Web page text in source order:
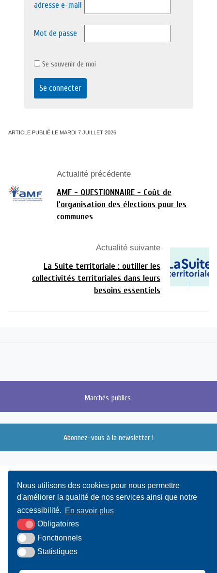
Nous utilisons des cookies pour nous permettre
d'améliorer la qualité de nos services ainsi que notre
accessibilité. En savoir plus
Obligatoires
Fonctionnels
Statistiques
adresse e-mail
Mot de passe
Se souvenir de moi
ARTICLE PUBLIÉ LE MARDI 7 JUILLET 2026
Actualité précédente
AMF - QUESTIONNAIRE - Coût de
l'organisation des élections pour les
communes
Actualité suivante
La Suite territoriale : outiller les
collectivités territoriales dans leurs
besoins essentiels
Marchés publics
Abonnez-vous à la newsletter !
UAMC- 4, Bis Avenue du Canada - 14000 CAEN
02 31 15 55 10